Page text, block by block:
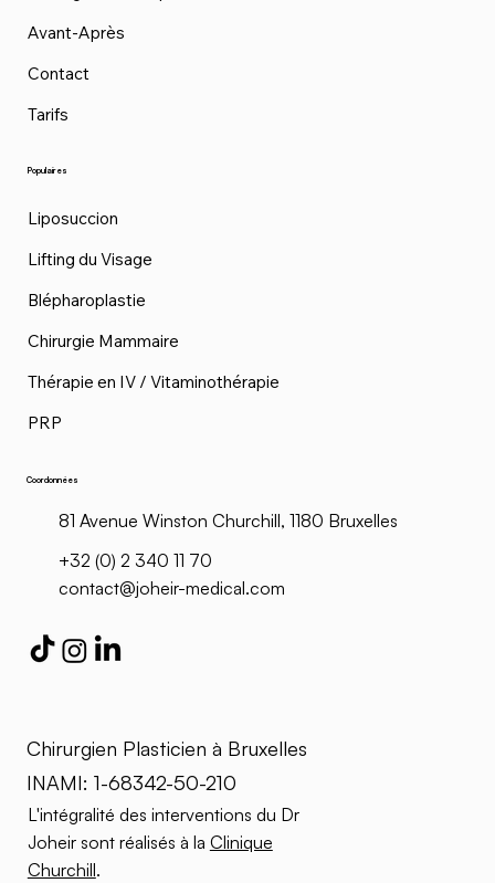
Avant-Après
Contact
Tarifs
Populaires
Liposuccion
Lifting du Visage
Blépharoplastie
Chirurgie Mammaire
Thérapie en IV / Vitaminothérapie
PRP
Coordonnées
81 Avenue Winston Churchill, 1180 Bruxelles
+32 (0) 2 340 11 70
contact@joheir-medical.com
Chirurgien Plasticien à Bruxelles
INAMI: 1-68342-50-210
L'intégralité des interventions du Dr
Joheir sont réalisés à la Clinique
Churchill.